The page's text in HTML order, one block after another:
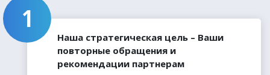
Наша стратегическая цель – Ваши
повторные обращения и
рекомендации партнерам